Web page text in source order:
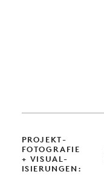
PROJEKT­
FOTOGRAFIE
+ VISUAL­
ISIERUNGEN: